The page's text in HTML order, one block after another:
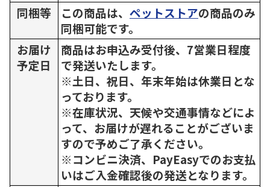
同梱等
この商品は、 ペットストアの商品のみ
同梱可能です。
お届け
予定日
商品はお申込み受付後、7営業日程度
で発送いたします。
※土日、祝日、年末年始は休業日とな
っております。
※在庫状況、天候や交通事情などによ
って、お届けが遅れることがございま
すので予めご了承ください。
※コンビニ決済、PayEasyでのお支払
いはご入金確認後の発送となります。